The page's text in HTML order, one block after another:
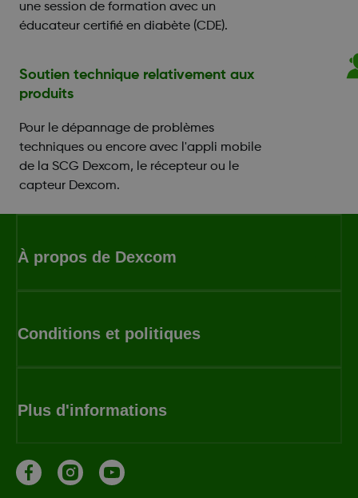
une session de formation avec un
éducateur certifié en diabète (CDE).
Soutien technique relativement aux
produits
Pour le dépannage de problèmes
techniques ou encore avec l'appli mobile
de la SCG Dexcom, le récepteur ou le
capteur Dexcom.
À propos de Dexcom
Conditions et politiques
Plus d'informations